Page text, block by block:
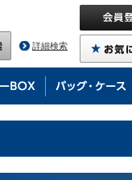
詳細検索